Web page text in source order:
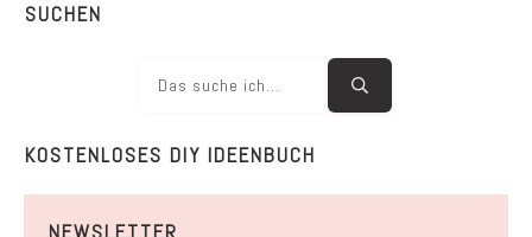
SUCHEN
KOSTENLOSES DIY IDEENBUCH